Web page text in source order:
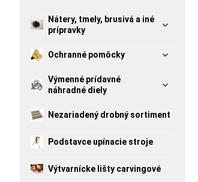
Nátery, tmely, brusivá a iné
prípravky
Ochranné pomôcky
Výmenné prídavné
náhradné diely
Nezariadený drobný sortiment
Podstavce upínacie stroje
Výtvarnícke lišty carvingové